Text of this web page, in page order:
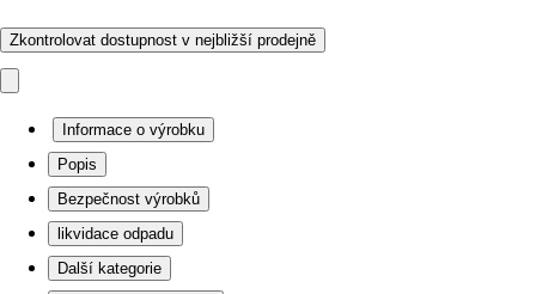
Zkontrolovat dostupnost v nejbližší prodejně
Informace o výrobku
Popis
Bezpečnost výrobků
likvidace odpadu
Další kategorie